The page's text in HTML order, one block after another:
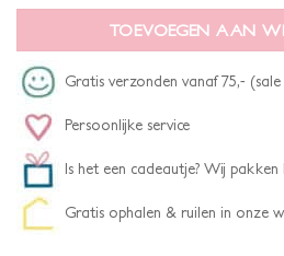
TOEVOEGEN AAN
Gratis verzonden vanaf 75,- (sale
Persoonlijke service
Is het een cadeautje? Wij
Gratis ophalen & ruilen in onze